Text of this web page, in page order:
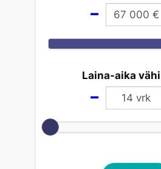
67 000 €
Laina-aika
14 vrk